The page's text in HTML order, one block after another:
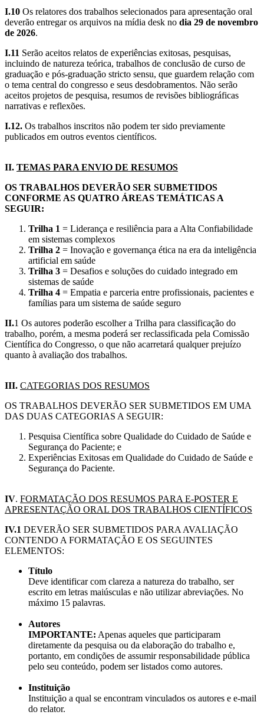
I.10 Os relatores dos trabalhos selecionados para apresentação oral
deverão entregar os arquivos na mídia desk no dia 29 de novembro
de 2026.
I.11 Serão aceitos relatos de experiências exitosas, pesquisas,
incluindo de natureza teórica, trabalhos de conclusão de curso de
graduação e pós-graduação stricto sensu, que guardem relação com
o tema central do congresso e seus desdobramentos. Não serão
aceitos projetos de pesquisa, resumos de revisões bibliográficas
narrativas e reflexões.
I.12. Os trabalhos inscritos não podem ter sido previamente
publicados em outros eventos científicos.
II. TEMAS PARA ENVIO DE RESUMOS
OS TRABALHOS DEVERÃO SER SUBMETIDOS
CONFORME AS QUATRO ÁREAS TEMÁTICAS A
SEGUIR:
Trilha 1 = Liderança e resiliência para a Alta Confiabilidade
em sistemas complexos
Trilha 2 = Inovação e governança ética na era da inteligência
artificial em saúde
Trilha 3 = Desafios e soluções do cuidado integrado em
sistemas de saúde
Trilha 4 = Empatia e parceria entre profissionais, pacientes e
famílias para um sistema de saúde seguro
II.1 Os autores poderão escolher a Trilha para classificação do
trabalho, porém, a mesma poderá ser reclassificada pela Comissão
Científica do Congresso, o que não acarretará qualquer prejuízo
quanto à avaliação dos trabalhos.
III. CATEGORIAS DOS RESUMOS
OS TRABALHOS DEVERÃO SER SUBMETIDOS EM UMA
DAS DUAS CATEGORIAS A SEGUIR:
Pesquisa Científica sobre Qualidade do Cuidado de Saúde e
Segurança do Paciente; e
Experiências Exitosas em Qualidade do Cuidado de Saúde e
Segurança do Paciente.
IV. FORMATAÇÃO DOS RESUMOS PARA E-POSTER E
APRESENTAÇÃO ORAL DOS TRABALHOS CIENTÍFICOS
IV.1 DEVERÃO SER SUBMETIDOS PARA AVALIAÇÃO
CONTENDO A FORMATAÇÃO E OS SEGUINTES
ELEMENTOS:
Título
Deve identificar com clareza a natureza do trabalho, ser
escrito em letras maiúsculas e não utilizar abreviações. No
máximo 15 palavras.
Autores
IMPORTANTE: Apenas aqueles que participaram
diretamente da pesquisa ou da elaboração do trabalho e,
portanto, em condições de assumir responsabilidade pública
pelo seu conteúdo, podem ser listados como autores.
Instituição
Instituição a qual se encontram vinculados os autores e e-mail
do relator.